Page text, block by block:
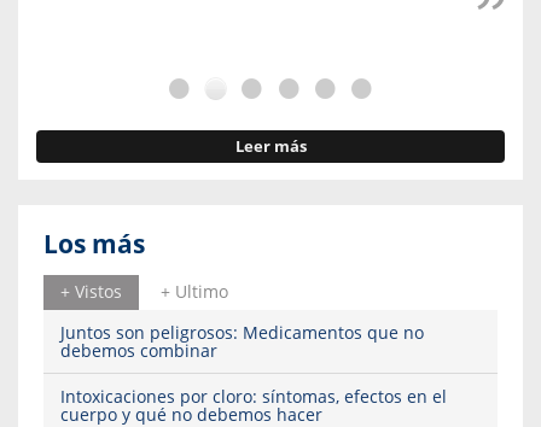
Leer más
Los más
+ Vistos
+ Ultimo
Juntos son peligrosos: Medicamentos que no
debemos combinar
Intoxicaciones por cloro: síntomas, efectos en el
cuerpo y qué no debemos hacer